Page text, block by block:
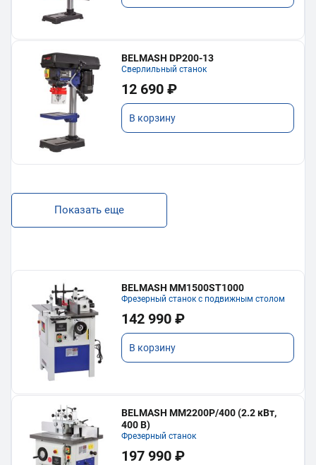
BELMASH DP200-13
Сверлильный станок
12 690 ₽
В корзину
Показать еще
BELMASH MM1500ST1000
Фрезерный станок с подвижным столом
142 990 ₽
В корзину
BELMASH MM2200P/400 (2.2 кВт,
400 В)
Фрезерный станок
197 990 ₽